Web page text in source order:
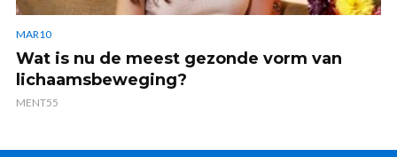
MAR10
Wat is nu de meest gezonde vorm van
lichaamsbeweging?
MENT55